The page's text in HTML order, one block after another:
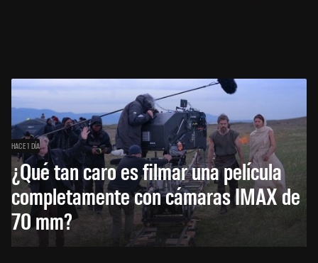
HACE 1 DÍA
¿Qué tan caro es filmar una película
completamente con cámaras IMAX de
70 mm?